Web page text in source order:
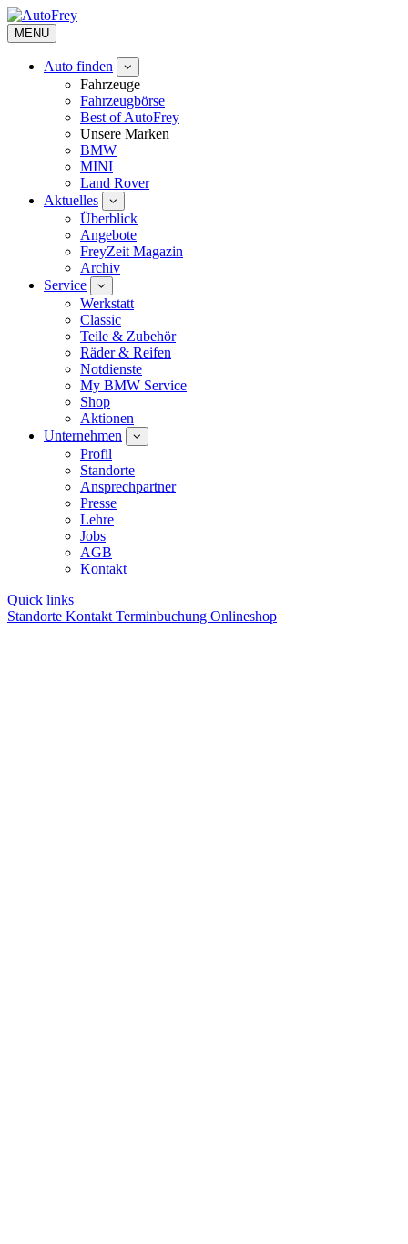
MENU
Auto finden
Fahrzeuge
Fahrzeugbörse
Best of AutoFrey
Unsere Marken
BMW
MINI
Land Rover
Aktuelles
Überblick
Angebote
FreyZeit Magazin
Archiv
Service
Werkstatt
Classic
Teile & Zubehör
Räder & Reifen
Notdienste
My BMW Service
Shop
Aktionen
Unternehmen
Profil
Standorte
Ansprechpartner
Presse
Lehre
Jobs
AGB
Kontakt
Quick links
Standorte Kontakt Terminbuchung Onlineshop